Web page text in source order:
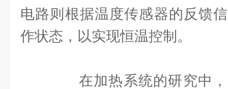
电路则根据温度传感器的反馈
作状态，以实现恒温控制。
在加热系统的研究中，